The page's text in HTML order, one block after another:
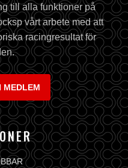
till alla funktioner på
vårt arbete med att
racingresultat för